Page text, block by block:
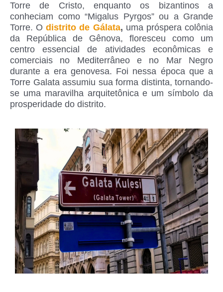
Torre de Cristo, enquanto os bizantinos a
conheciam como “Migalus Pyrgos” ou a Grande
Torre. Odistrito de Gálata, uma próspera colônia
da República de Gênova, floresceu como um
centro essencial de atividades econômicas e
comerciais no Mediterrâneo e no Mar Negro
durante a era genovesa. Foi nessa época que a
Torre Galata assumiu sua forma distinta, tornando-
se uma maravilha arquitetônica e um símbolo da
prosperidade do distrito.